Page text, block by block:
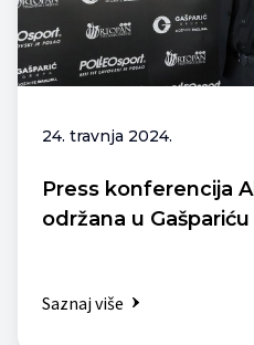
24. travnja 2024.
Press konferencija
održana u Gašpariću
Saznaj više